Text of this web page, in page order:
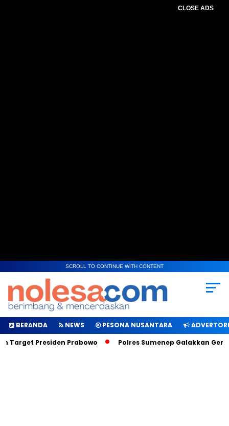
CLOSE ADS
SCROLL TO CONTINUE WITH CONTENT
BERANDA NEWS PESONA NUSANTARA
Presiden Prabowo
Polres Sumenep Galakkan